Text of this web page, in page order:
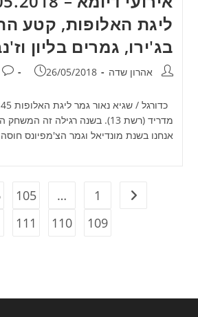
ליגת האלופות, קטע
בג'ירו, גמרים בליון
מחבר:אהרון שדה פורסם:
26/05/2018
מדריד (רשת 13). בשנה רגילה זה
אנחנו בשנת מונדיאל וגמר הצ'מפיונס
מעבר לעמוד הקודם
1
…
105
109
110
111